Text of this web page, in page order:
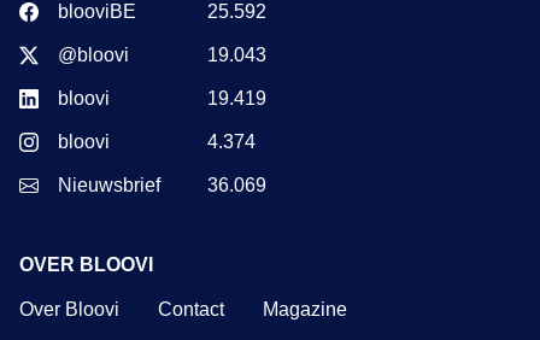
blooviBE 25.592
@bloovi 19.043
bloovi 19.419
bloovi 4.374
Nieuwsbrief 36.069
OVER BLOOVI
Over Bloovi Contact Magazine